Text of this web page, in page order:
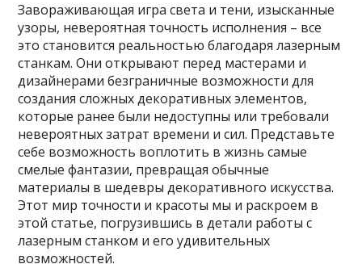
Завораживающая игра света и тени, изысканные
узоры, невероятная точность исполнения – все
это становится реальностью благодаря лазерным
станкам. Они открывают перед мастерами и
дизайнерами безграничные возможности для
создания сложных декоративных элементов,
которые ранее были недоступны или требовали
невероятных затрат времени и сил. Представьте
себе возможность воплотить в жизнь самые
смелые фантазии, превращая обычные
материалы в шедевры декоративного искусства.
Этот мир точности и красоты мы и раскроем в
этой статье, погрузившись в детали работы с
лазерным станком и его удивительных
возможностей.